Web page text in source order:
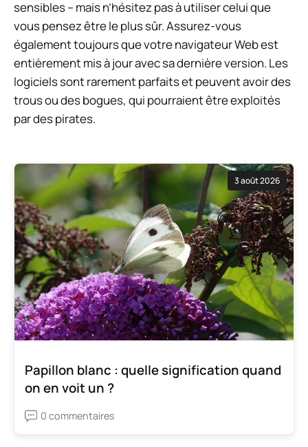
sensibles – mais n’hésitez pas à utiliser celui que
vous pensez être le plus sûr. Assurez-vous
également toujours que votre navigateur Web est
entièrement mis à jour avec sa dernière version. Les
logiciels sont rarement parfaits et peuvent avoir des
trous ou des bogues, qui pourraient être exploités
par des pirates.
3 août 2026
Papillon blanc : quelle signification quand
on en voit un ?
0 commentaires